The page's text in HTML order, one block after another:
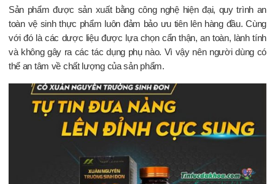
Sản phẩm được sản xuất bằng công nghệ hiện đại, quy trình an
toàn vệ sinh thực phẩm luôn đảm bảo ưu tiên lên hàng đầu. Cùng
với đó là các dược liệu được lựa chọn cẩn thận, an toàn, lành tính
và không gây ra các tác dụng phụ nào. Vì vậy nên người dùng có
thể an tâm về chất lượng của sản phẩm.